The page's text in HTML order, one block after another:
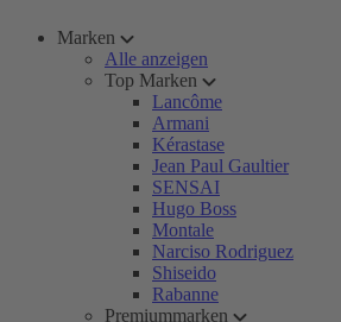
Marken
Alle anzeigen
Top Marken
Lancôme
Armani
Kérastase
Jean Paul Gaultier
SENSAI
Hugo Boss
Montale
Narciso Rodriguez
Shiseido
Rabanne
Premiummarken